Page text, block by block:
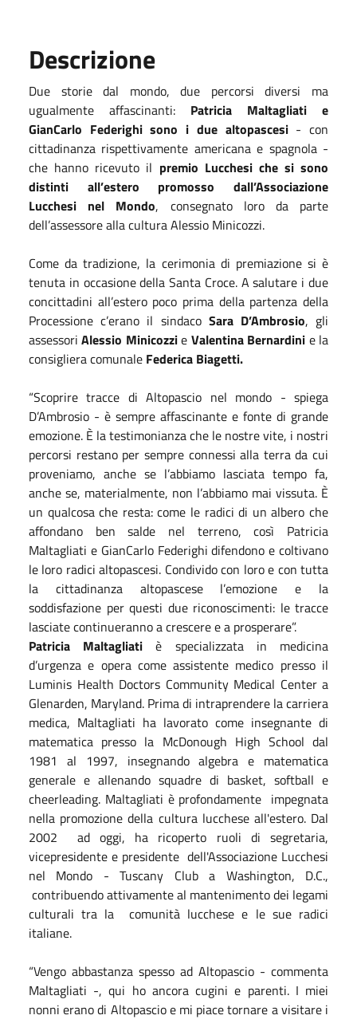
Descrizione
Due storie dal mondo, due percorsi diversi ma
ugualmente affascinanti: Patricia Maltagliati e
GianCarlo Federighi sono i due altopascesi - con
cittadinanza rispettivamente americana e spagnola -
che hanno ricevuto il premio Lucchesi che si sono
distinti all’estero promosso dall’Associazione
Lucchesi nel Mondo, consegnato loro da parte
dell’assessore alla cultura Alessio Minicozzi.
Come da tradizione, la cerimonia di premiazione si è
tenuta in occasione della Santa Croce. A salutare i due
concittadini all’estero poco prima della partenza della
Processione c’erano il sindaco Sara D’Ambrosio, gli
assessoriAlessio Minicozzie Valentina Bernardini e la
consigliera comunale Federica Biagetti.
“Scoprire tracce di Altopascio nel mondo - spiega
D’Ambrosio - è sempre affascinante e fonte di grande
emozione. È la testimonianza che le nostre vite, i nostri
percorsi restano per sempre connessi alla terra da cui
proveniamo, anche se l’abbiamo lasciata tempo fa,
anche se, materialmente, non l’abbiamo mai vissuta. È
un qualcosa che resta: come le radici di un albero che
affondano ben salde nel terreno, così Patricia
Maltagliati e GianCarlo Federighi difendono e coltivano
le loro radici altopascesi. Condivido con loro e con tutta
la cittadinanza altopascese l’emozione e la
soddisfazione per questi due riconoscimenti: le tracce
lasciate continueranno a crescere e a prosperare”.
Patricia Maltagliati è specializzata in medicina
d’urgenza e opera come assistente medico presso il
Luminis Health Doctors Community Medical Center a
Glenarden, Maryland. Prima di intraprendere la carriera
medica, Maltagliati ha lavorato come insegnante di
matematica presso la McDonough High School dal
1981 al 1997, insegnando algebra e matematica
generale e allenando squadre di basket, softball e
cheerleading. Maltagliati è profondamente impegnata
nella promozione della cultura lucchese all'estero. Dal
2002 ad oggi, ha ricoperto ruoli di segretaria,
vicepresidente e presidente dell'Associazione Lucchesi
nel Mondo - Tuscany Club a Washington, D.C.,
contribuendo attivamente al mantenimento dei legami
culturali tra la comunità lucchese e le sue radici
italiane.
“Vengo abbastanza spesso ad Altopascio - commenta
Maltagliati -, qui ho ancora cugini e parenti. I miei
nonni erano di Altopascio e mi piace tornare a visitare i